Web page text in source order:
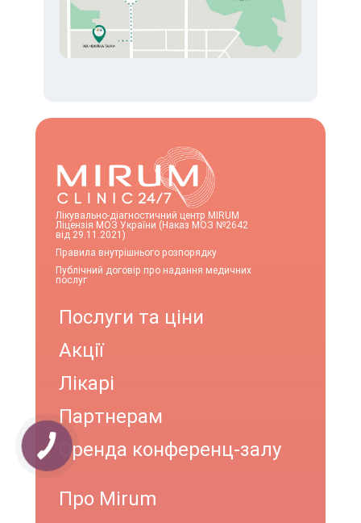
Лікувально-діагностичний центр MIRUM
Ліцензія МОЗ України (Наказ МОЗ №2642
від 29.11.2021)
Правила внутрішнього розпорядку
Публічний договір про надання медичних
послуг
Послуги та ціни
Акції
Лікарі
Партнерам
Оренда конференц-залу
Про Mirum